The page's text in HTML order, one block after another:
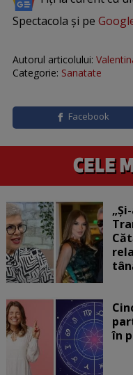
Spectacola și pe
Autorul articolului:
Categorie: Sanatate
Facebook
în